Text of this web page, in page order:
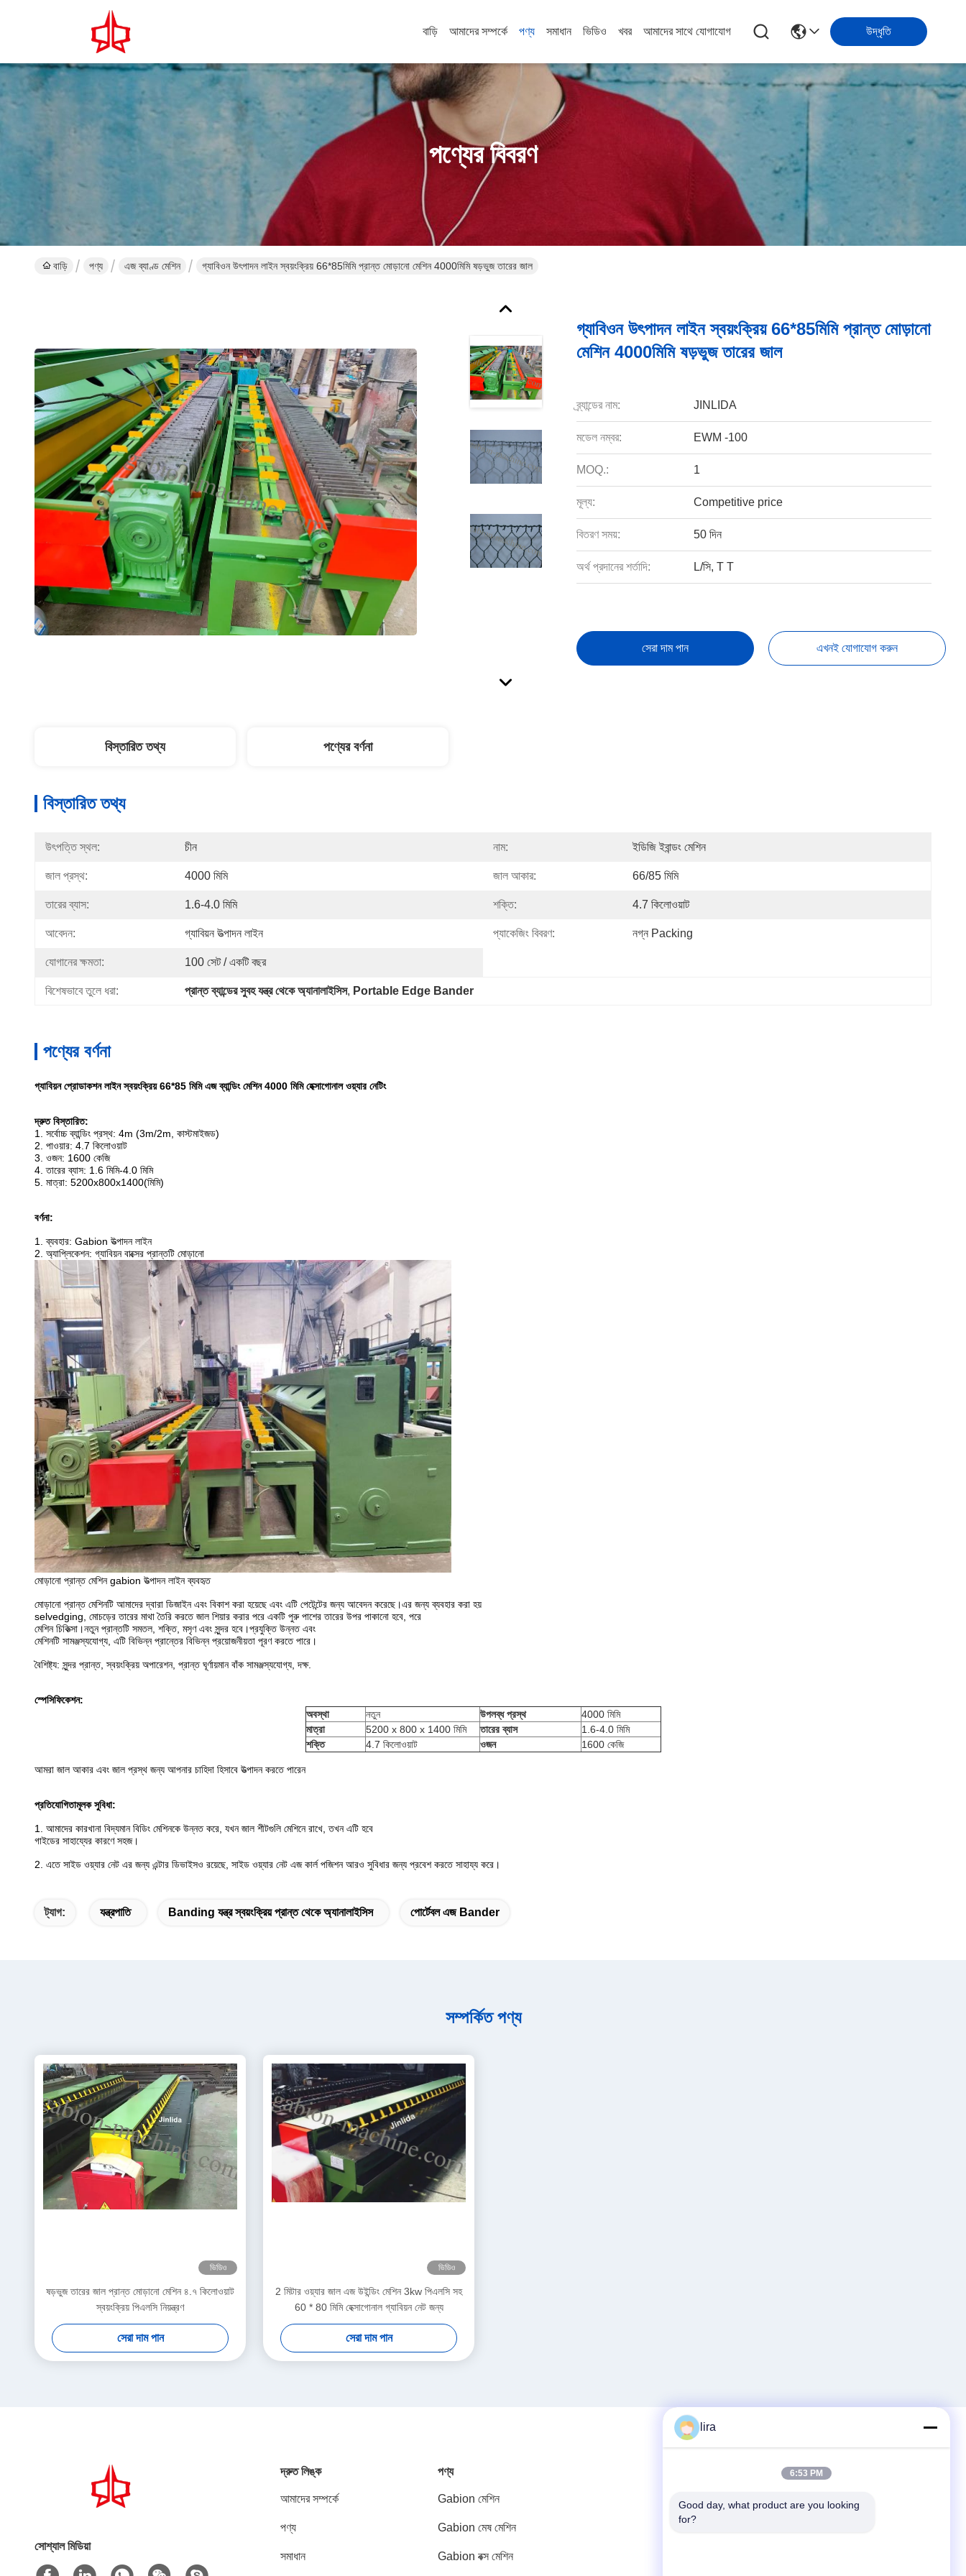
বাড়ি আমাদের সম্পর্কে পণ্য সমাধান ভিডিও খবর আমাদের সাথে যোগাযোগ উদ্ধৃতি
পণ্যের বিবরণ
বাড়ি পণ্য এজ ব্যাণ্ড মেশিন গ্যাবিওন উৎপাদন লাইন স্বয়ংক্রিয় 66*85মিমি প্রান্ত মোড়ানো মেশিন 4000মিমি ষড়ভুজ তারের জাল
গ্যাবিওন উৎপাদন লাইন স্বয়ংক্রিয় 66*85মিমি প্রান্ত মোড়ানো
মেশিন 4000মিমি ষড়ভুজ তারের জাল
ব্র্যান্ডের নাম: JINLIDA
মডেল নম্বর: EWM -100
MOQ.: 1
মূল্য: Competitive price
বিতরণ সময়: 50 দিন
অর্থ প্রদানের শর্তাদি: L/সি, T T
সেরা দাম পান এখনই যোগাযোগ করুন
বিস্তারিত তথ্য পণ্যের বর্ণনা
বিস্তারিত তথ্য
উৎপত্তি স্থল: চীন নাম: ইডিজি ইবান্ডং মেশিন
জাল প্রস্থ: 4000 মিমি জাল আকার: 66/85 মিমি
তারের ব্যাস: 1.6-4.0 মিমি শক্তি: 4.7 কিলোওয়াট
আবেদন: গ্যাবিয়ন উত্পাদন লাইন প্যাকেজিং বিবরণ: নগ্ন Packing
যোগানের ক্ষমতা: 100 সেট / একটি বছর
বিশেষভাবে তুলে ধরা: প্রান্ত ব্যান্ডের সুবহ যন্ত্র থেকে অ্যানালাইসিস, Portable Edge Bander
পণ্যের বর্ণনা
গ্যাবিয়ন প্রোডাকশন লাইন স্বয়ংক্রিয় 66*85 মিমি এজ ব্যান্ডিং মেশিন 4000 মিমি হেক্সাগোনাল ওয়্যার নেটিং
দ্রুত বিস্তারিত:
1. সর্বোচ্চ ব্যান্ডিং প্রস্থ: 4m (3m/2m, কাস্টমাইজড)
2. পাওয়ার: 4.7 কিলোওয়াট
3. ওজন: 1600 কেজি
4. তারের ব্যাস: 1.6 মিমি-4.0 মিমি
5. মাত্রা: 5200x800x1400(মিমি)
বর্ণনা:
1. ব্যবহার: Gabion উত্পাদন লাইন
2. অ্যাপ্লিকেশন: গ্যাবিয়ন বাক্সের প্রান্তটি মোড়ানো
মোড়ানো প্রান্ত মেশিন gabion উত্পাদন লাইন ব্যবহৃত
মোড়ানো প্রান্ত মেশিনটি আমাদের দ্বারা ডিজাইন এবং বিকাশ করা হয়েছে এবং এটি পেটেন্টের জন্য আবেদন করেছে।এর জন্য ব্যবহার করা হয়
selvedging, মোচড়ের তারের মাথা তৈরি করতে জাল শিয়ার করার পরে একটি পুরু পাশের তারের উপর পাকানো হবে, পরে
মেশিন চিকিত্সা।নতুন প্রান্তটি সমতল, শক্তি, মসৃণ এবং সুন্দর হবে।প্রযুক্তি উন্নত এবং
মেশিনটি সামঞ্জস্যযোগ্য, এটি বিভিন্ন প্রান্তের বিভিন্ন প্রয়োজনীয়তা পূরণ করতে পারে।
বৈশিষ্ট্য: সুন্দর প্রান্ত, স্বয়ংক্রিয় অপারেশন, প্রান্ত ঘূর্ণায়মান বাঁক সামঞ্জস্যযোগ্য, দক্ষ.
স্পেসিফিকেশন:
অবস্থা
নতুন উপলব্ধ প্রস্থ
4000 মিমি
মাত্রা
5200 x 800 x 1400 মিমি তারের ব্যাস
1.6-4.0 মিমি
শক্তি
4.7 কিলোওয়াট ওজন 1600 কেজি
আমরা জাল আকার এবং জাল প্রস্থ জন্য আপনার চাহিদা হিসাবে উত্পাদন করতে পারেন
প্রতিযোগিতামূলক সুবিধা:
1. আমাদের কারখানা বিদ্যমান বিডিং মেশিনকে উন্নত করে, যখন জাল শীটগুলি মেশিনে রাখে, তখন এটি হবে
গাইডের সাহায্যের কারণে সহজ।
2. এতে সাইড ওয়্যার নেট এর জন্য এন্টার ডিভাইসও রয়েছে, সাইড ওয়্যার নেট এজ কার্ল পজিশন আরও সুবিধার জন্য প্রবেশ করতে সাহায্য করে।
ট্যাগ: যন্ত্রপাতি Banding যন্ত্র স্বয়ংক্রিয় প্রান্ত থেকে অ্যানালাইসিস পোর্টেবল এজ Bander
সম্পর্কিত পণ্য
ভিডিও
ষড়ভুজ তারের জাল প্রান্ত মোড়ানো মেশিন ৪.৭ কিলোওয়াট
স্বয়ংক্রিয় পিএলসি নিয়ন্ত্রণ
সেরা দাম পান
ভিডিও
2 মিটার ওয়্যার জাল এজ উইন্ডিং মেশিন 3kw পিএলসি সহ
60 * 80 মিমি হেক্সাগোনাল গ্যাবিয়ন নেট জন্য
সেরা দাম পান
সোশ্যাল মিডিয়া
দ্রুত লিঙ্ক
আমাদের সম্পর্কে
পণ্য
সমাধান
পণ্য
Gabion মেশিন
Gabion মেষ মেশিন
Gabion বক্স মেশিন
টেলিফোন
lira
6:53 PM
Good day, what product are you looking
for?